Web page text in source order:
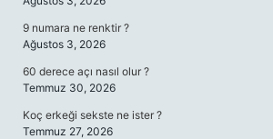
9 numara ne renktir ?
Ağustos 3, 2026
60 derece açı nasıl olur ?
Temmuz 30, 2026
Koç erkeği sekste ne ister ?
Temmuz 27, 2026